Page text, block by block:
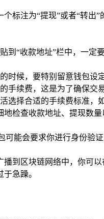
标注为“提现”或者“转出
到“收款地址”栏中，一
时候，要特别留意钱包
手续费，这是为了确保
选择合适的手续费标准，
检查收款地址、提现数
可能会要求你进行身份验
播到区块链网络中，你可
急躁。